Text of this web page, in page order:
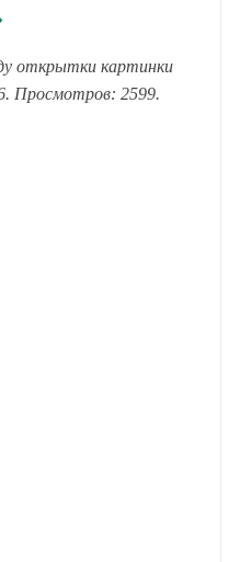
открытки картинки
Просмотров: 2599.